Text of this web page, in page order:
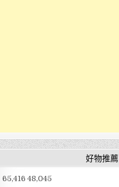
好物推薦
65,416 48,045